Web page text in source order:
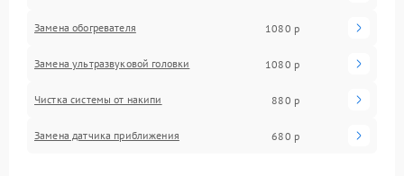
Замена обогревателя 1080 р
Замена ультразвуковой головки 1080 р
Чистка системы от накипи 880 р
Замена датчика приближения 680 р